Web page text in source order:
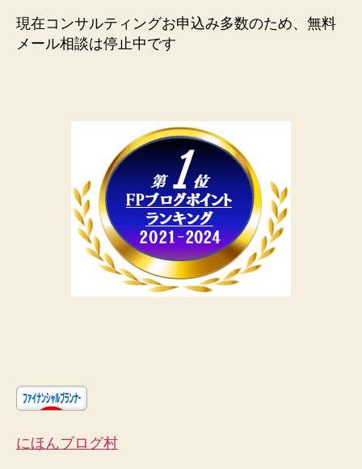
現在コンサルティングお申込み多数のため、無料
メール相談は停止中です
にほんブログ村